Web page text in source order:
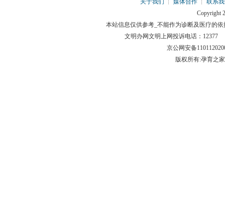
关于我们 ┊ 媒体合作┊ 联系
Copyright
本站信息仅供参考_不能作为诊断及医疗的
文明办网文明上网投诉电话：12377
京公网安备
版权所有:孕育之